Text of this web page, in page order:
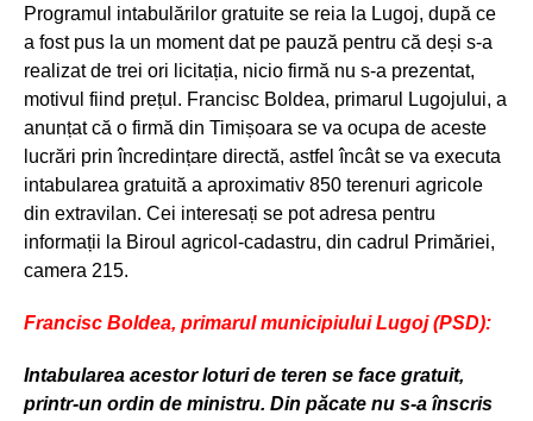
Programul intabulărilor gratuite se reia la Lugoj, după ce
a fost pus la un moment dat pe pauză pentru că deși s-a
realizat de trei ori licitația, nicio firmă nu s-a prezentat,
motivul fiind prețul. Francisc Boldea, primarul Lugojului, a
anunțat că o firmă din Timișoara se va ocupa de aceste
lucrări prin încredințare directă, astfel încât se va executa
intabularea gratuită a aproximativ 850 terenuri agricole
din extravilan. Cei interesați se pot adresa pentru
informații la Biroul agricol-cadastru, din cadrul Primăriei,
camera 215.
Francisc Boldea, primarul municipiului Lugoj(PSD):
Intabularea acestor loturi de teren se face gratuit,
printr-un ordin de ministru. Din păcate nu s-a înscris